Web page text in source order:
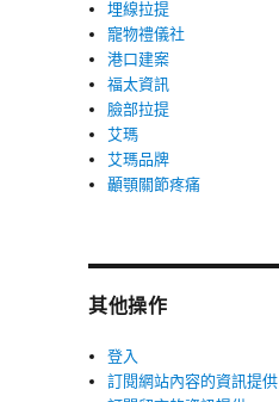
埋線拉提
寵物禮儀社
港口建案
福太資訊
臉部拉提
艾瑪
艾瑪品牌
顳顎關節疼痛
其他操作
登入
訂閱網站內容的資訊提供